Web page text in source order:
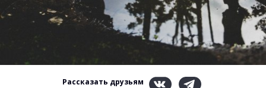
Рассказать друзьям